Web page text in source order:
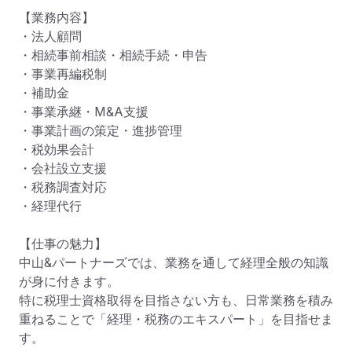
【業務内容】
・法人顧問
・相続事前相談・相続手続・申告
・事業再編税制
・補助金
・事業承継・M&A支援
・事業計画の策定・進捗管理
・税効果会計
・会社設立支援
・税務調査対応
・経理代行
【仕事の魅力】
中山&パートナーズでは、業務を通して経理全般の知識
が身に付きます。
特に税理士資格取得を目指さない方も、日常業務を積み
重ねることで「経理・税務のエキスパート」を目指せま
す。